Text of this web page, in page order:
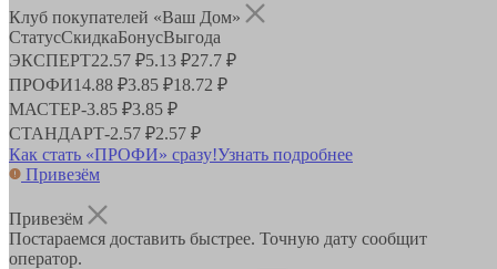
Клуб покупателей «Ваш Дом»
СтатусСкидкаБонусВыгода
ЭКСПЕРТ22.57 ₽5.13 ₽27.7 ₽
ПРОФИ14.88 ₽3.85 ₽18.72 ₽
МАСТЕР-3.85 ₽3.85 ₽
СТАНДАРТ-2.57 ₽2.57 ₽
Как стать «ПРОФИ» сразу!Узнать подробнее
Привезём
Привезём
Постараемся доставить быстрее. Точную дату сообщит
оператор.